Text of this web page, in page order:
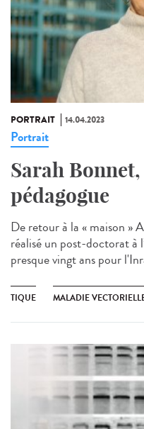
PORTRAIT 14.04.2023
Portrait
Sarah
pédagogue
De retour à la « maison »
réalisé un post-doctorat à
presque vingt ans pour
TIQUE MALADIE